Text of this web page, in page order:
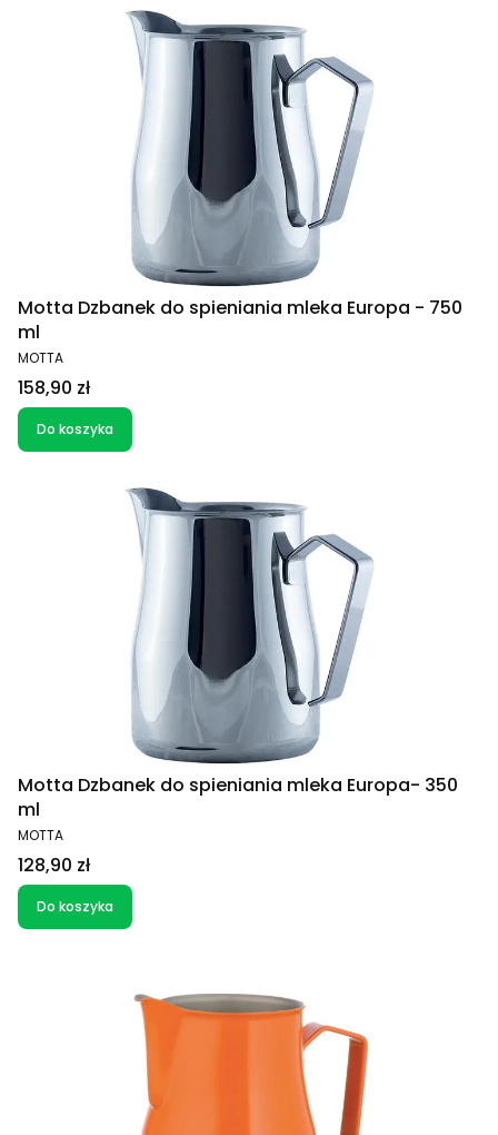
Motta Dzbanek do spieniania mleka Europa - 750
ml
PRODUCENT
MOTTA
Cena
158,90 zł
Do koszyka
Motta Dzbanek do spieniania mleka Europa- 350
ml
PRODUCENT
MOTTA
Cena
128,90 zł
Do koszyka